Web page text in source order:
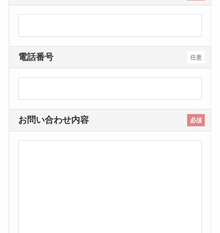
任意
電話番号
必須
お問い合わせ内容